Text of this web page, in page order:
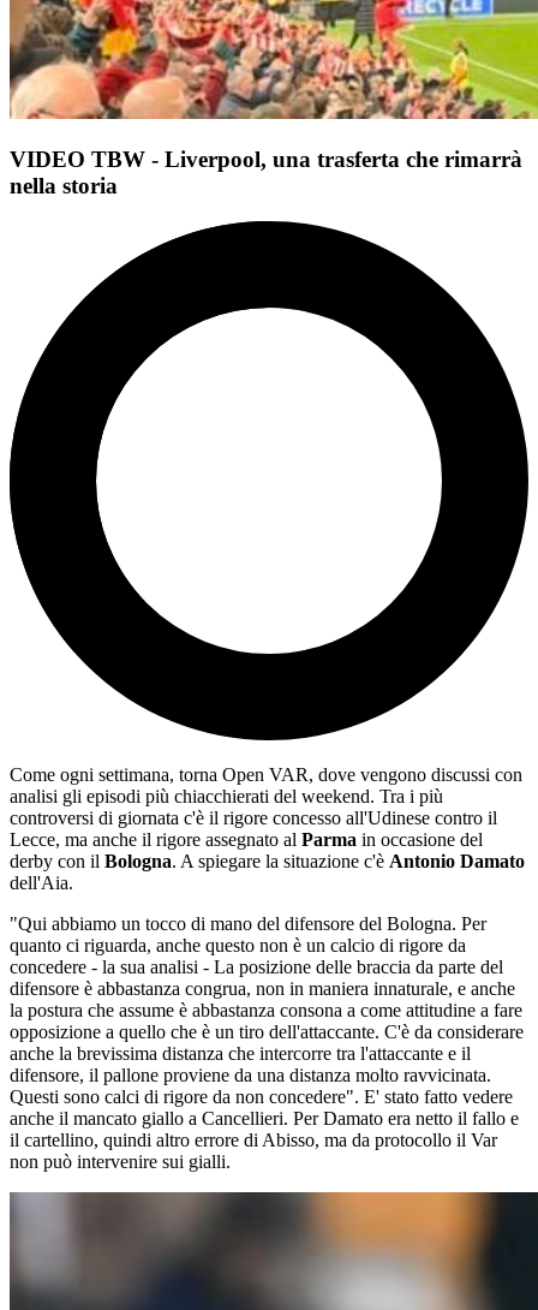
VIDEO TBW - Liverpool, una trasferta che rimarrà
nella storia
Come ogni settimana, torna Open VAR, dove vengono discussi con
analisi gli episodi più chiacchierati del weekend. Tra i più
controversi di giornata c'è il rigore concesso all'Udinese contro il
Lecce, ma anche il rigore assegnato al Parma in occasione del
derby con il Bologna. A spiegare la situazione c'è Antonio Damato
dell'Aia.
"Qui abbiamo un tocco di mano del difensore del Bologna. Per
quanto ci riguarda, anche questo non è un calcio di rigore da
concedere - la sua analisi - La posizione delle braccia da parte del
difensore è abbastanza congrua, non in maniera innaturale, e anche
la postura che assume è abbastanza consona a come attitudine a fare
opposizione a quello che è un tiro dell'attaccante. C'è da considerare
anche la brevissima distanza che intercorre tra l'attaccante e il
difensore, il pallone proviene da una distanza molto ravvicinata.
Questi sono calci di rigore da non concedere". E' stato fatto vedere
anche il mancato giallo a Cancellieri. Per Damato era netto il fallo e
il cartellino, quindi altro errore di Abisso, ma da protocollo il Var
non può intervenire sui gialli.